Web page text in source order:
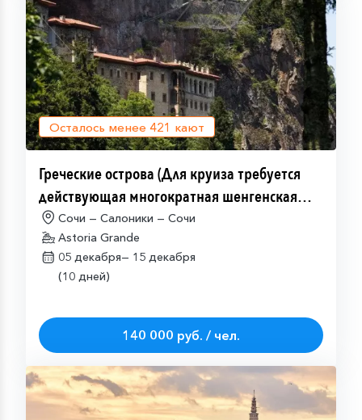
Осталось менее 421 кают
Греческие острова (Для круиза требуется
действующая многократная шенгенская
виза)Сочи — Салоники — Сочи
Astoria Grande
05 декабря— 15 декабря
(10 дней)
140 000 руб. / чел.